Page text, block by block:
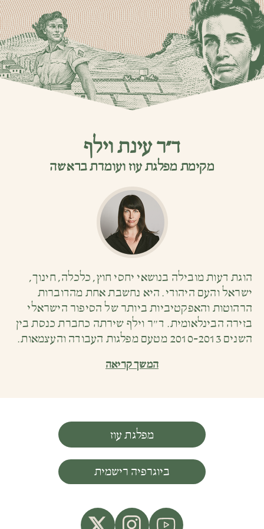
ד”ר עינת וילף
מקימת מפלגת עוז ועומדת בראשה
הוגת דעות מובילה בנושאי יחסי חוץ, כלכלה, חינוך,
ישראל והעם היהודי. היא נחשבת אחת מהדוברות
הרהוטות והאפקטיביות ביותר של הסיפור הישראלי
בזירה הבינלאומית. ד״ר וילף שירתה כחברת כנסת בין
השנים 2010-2013 מטעם מפלגות העבודה והעצמאות.
המשך קריאה
מפלגת עוז
ביוגרפיה רישמית